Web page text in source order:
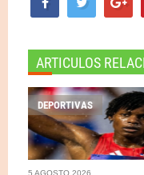
ARTICULOS
DEPORTIVAS
5 AGOSTO 2026